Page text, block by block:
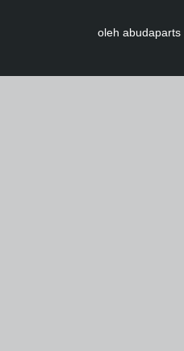
oleh abudaparts